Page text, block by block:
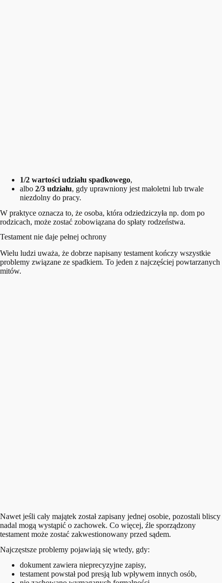
1/2 wartości udziału spadkowego,
albo 2/3 udziału, gdy uprawniony jest małoletni lub trwale
niezdolny do pracy.
W praktyce oznacza to, że osoba, która odziedziczyła np. dom po
rodzicach, może zostać zobowiązana do spłaty rodzeństwa.
Testament nie daje pełnej ochrony
Wielu ludzi uważa, że dobrze napisany testament kończy wszystkie
problemy związane ze spadkiem. To jeden z najczęściej powtarzanych
mitów.
Nawet jeśli cały majątek został zapisany jednej osobie, pozostali bliscy
nadal mogą wystąpić o zachowek. Co więcej, źle sporządzony
testament może zostać zakwestionowany przed sądem.
Najczęstsze problemy pojawiają się wtedy, gdy:
dokument zawiera nieprecyzyjne zapisy,
testament powstał pod presją lub wpływem innych osób,